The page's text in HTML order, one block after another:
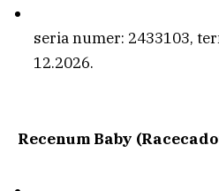
seria numer: 2433103,
12.2026.
Recenum Baby